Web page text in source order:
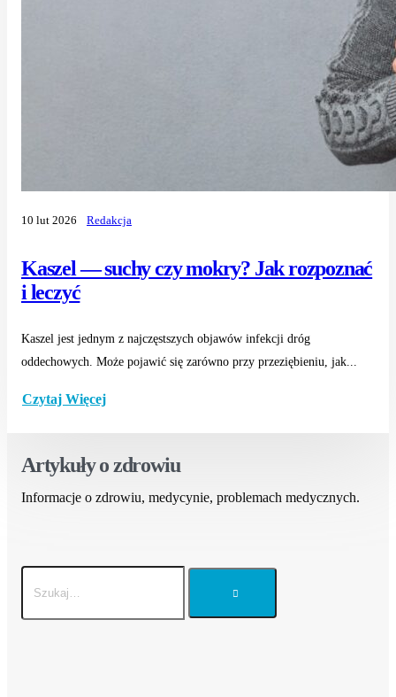
Kaszel — suchy czy mokry? Jak rozpoznać
i leczyć
10 lut 2026 Redakcja
Kaszel jest jednym z najczęstszych objawów infekcji dróg
oddechowych. Może pojawić się zarówno przy przeziębieniu, jak...
Czytaj Więcej
Artykuły o zdrowiu
Informacje o zdrowiu, medycynie, problemach medycznych.